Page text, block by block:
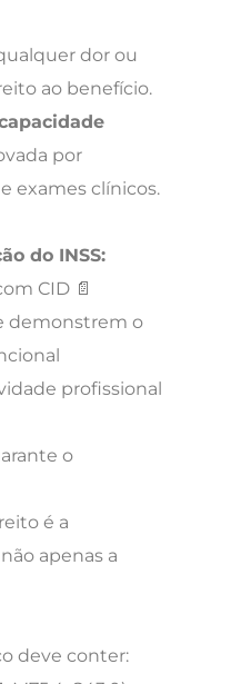
dor ou
ao benefício.
por
exames clínicos.
do INSS:
CID 📄
demonstrem o
profissional
o
é a
não apenas a
deve conter: